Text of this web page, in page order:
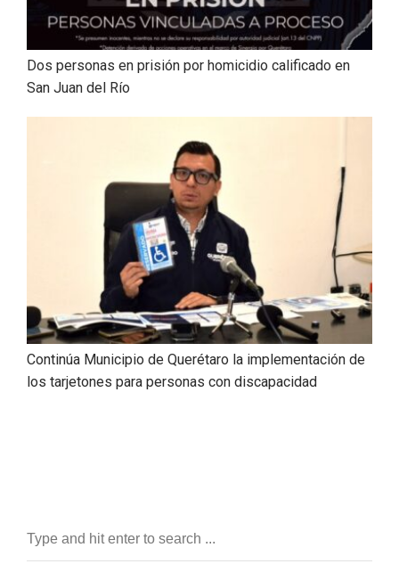
Dos personas en prisión por homicidio calificado en
San Juan del Río
Continúa Municipio de Querétaro la implementación de
los tarjetones para personas con discapacidad